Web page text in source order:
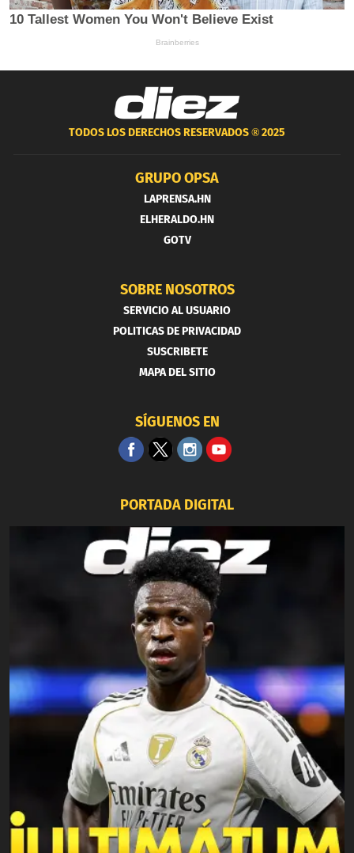
TODOS LOS DERECHOS RESERVADOS ®2025
GRUPO OPSA
LAPRENSA.HN
ELHERALDO.HN
GOTV
SOBRE NOSOTROS
SERVICIO AL USUARIO
POLITICAS DE PRIVACIDAD
SUSCRIBETE
MAPA DEL SITIO
SÍGUENOS EN
PORTADA DIGITAL